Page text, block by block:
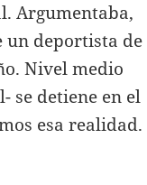
Argumentaba,
un deportista de
Nivel medio
se detiene en el
esa realidad.